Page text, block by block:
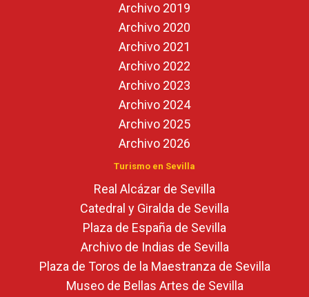
Archivo 2019
Archivo 2020
Archivo 2021
Archivo 2022
Archivo 2023
Archivo 2024
Archivo 2025
Archivo 2026
Turismo en Sevilla
Real Alcázar de Sevilla
Catedral y Giralda de Sevilla
Plaza de España de Sevilla
Archivo de Indias de Sevilla
Plaza de Toros de la Maestranza de Sevilla
Museo de Bellas Artes de Sevilla